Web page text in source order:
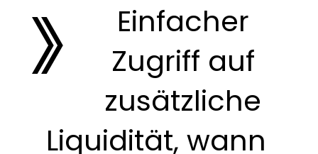
Einfacher
Zugriff auf
zusätzliche
Liquidität, wann